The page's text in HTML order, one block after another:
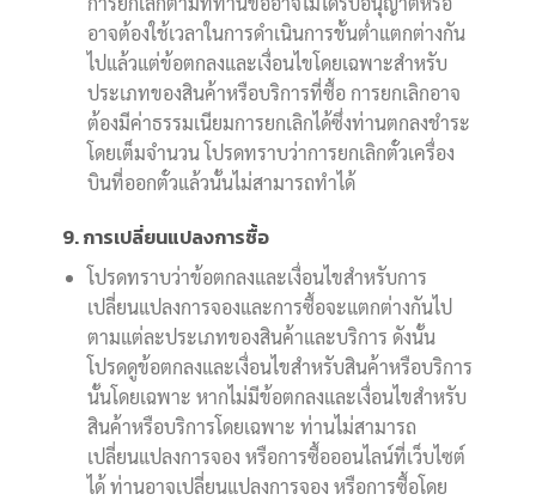
อาจต้องใช้เวลาในการดำเนินการขั้นต่ำแตกต่างกัน
ไปแล้วแต่ข้อตกลงและเงื่อนไขโดยเฉพาะสำหรับ
ประเภทของสินค้าหรือบริการที่ซื้อ การยกเลิกอาจ
ต้องมีค่าธรรมเนียมการยกเลิกได้ซึ่งท่านตกลงชำระ
โดยเต็มจำนวน โปรดทราบว่าการยกเลิกตั๋วเครื่อง
บินที่ออกตั๋วแล้วนั้นไม่สามารถทำได้
9. การเปลี่ยนแปลงการซื้อ
โปรดทราบว่าข้อตกลงและเงื่อนไขสำหรับการ
เปลี่ยนแปลงการจองและการซื้อจะแตกต่างกันไป
ตามแต่ละประเภทของสินค้าและบริการ ดังนั้น
โปรดดูข้อตกลงและเงื่อนไขสำหรับสินค้าหรือบริการ
นั้นโดยเฉพาะ หากไม่มีข้อตกลงและเงื่อนไขสำหรับ
สินค้าหรือบริการโดยเฉพาะ ท่านไม่สามารถ
เปลี่ยนแปลงการจอง หรือการซื้อออนไลน์ที่เว็บไซต์
ได้ ท่านอาจเปลี่ยนแปลงการจอง หรือการซื้อโดย